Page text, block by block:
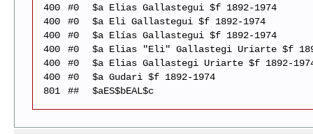
400
#0
$a Elias Gallastegui $f 1892-1974
400
#0
$a Eli Gallastegui $f 1892-1974
400
#0
$a Elías Gallastegui $f 1892-1974
400
#0
$a Elias "Eli" Gallastegi Uriarte $f
400
#0
$a Elias Gallastegi Uriarte $f 1892-
400
#0
$a Gudari $f 1892-1974
801
## $aES$bEAL$c